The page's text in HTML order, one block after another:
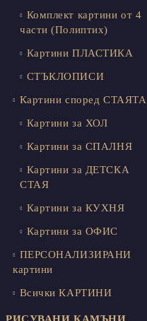
Комплект картини от 4
части (Полиптих)
Картини ПЛАСТИКА
СТЪКЛОПИСИ
Картини според СТАЯТА
Картини за ХОЛ
Картини за СПАЛНЯ
Картини за ДЕТСКА
СТАЯ
Картини за КУХНЯ
Картини за ОФИС
ПЕРСОНАЛИЗИРАНИ
картини
Всички КАРТИНИ